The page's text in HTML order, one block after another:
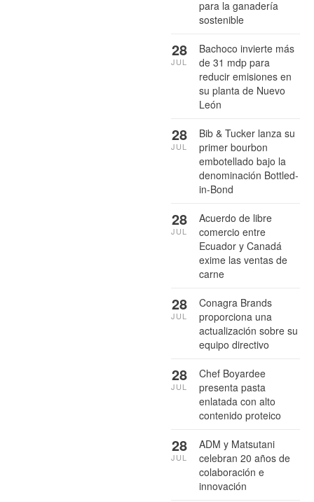
para la ganadería
sostenible
Bachoco invierte más
de 31 mdp para
reducir emisiones en
su planta de Nuevo
León
28
JUL
Bib & Tucker lanza su
primer bourbon
embotellado bajo la
denominación Bottled-
in-Bond
28
JUL
Acuerdo de libre
comercio entre
Ecuador y Canadá
exime las ventas de
carne
28
JUL
Conagra Brands
proporciona una
actualización sobre su
equipo directivo
28
JUL
Chef Boyardee
presenta pasta
enlatada con alto
contenido proteico
28
JUL
ADM y Matsutani
celebran 20 años de
colaboración e
innovación
28
JUL